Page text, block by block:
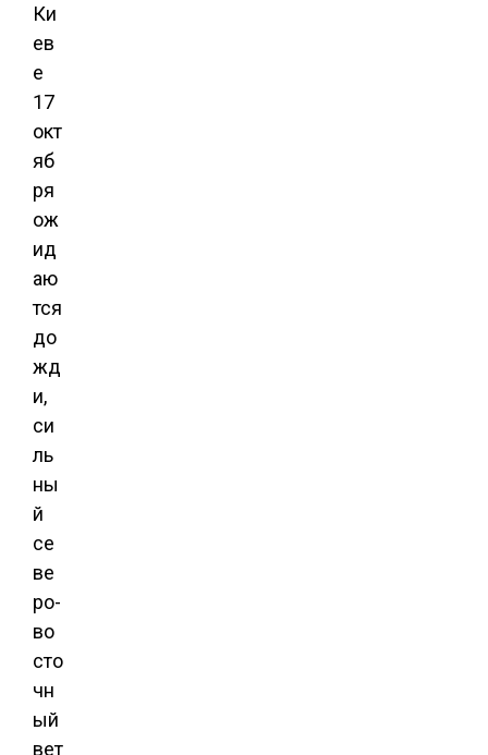
Ки
ев
е
17
окт
яб
ря
ож
ид
аю
тся
до
жд
и,
си
ль
ны
й
се
ве
ро-
во
сто
чн
ый
вет